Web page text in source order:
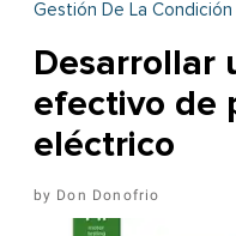
Gestión De La
Desarrollar
efectivo de
eléctrico
Don Donofrio